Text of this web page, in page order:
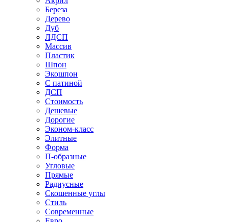
Береза
Дерево
Дуб
ЛДСП
Массив
Пластик
Шпон
Экошпон
С патиной
ДСП
Стоимость
Дешевые
Дорогие
Эконом-класс
Элитные
Форма
П-образные
Угловые
Прямые
Радиусные
Скошенные углы
Стиль
Современные